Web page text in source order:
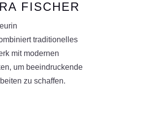
FISCHER
traditionelles
mit modernen
um beeindruckende
zu schaffen.